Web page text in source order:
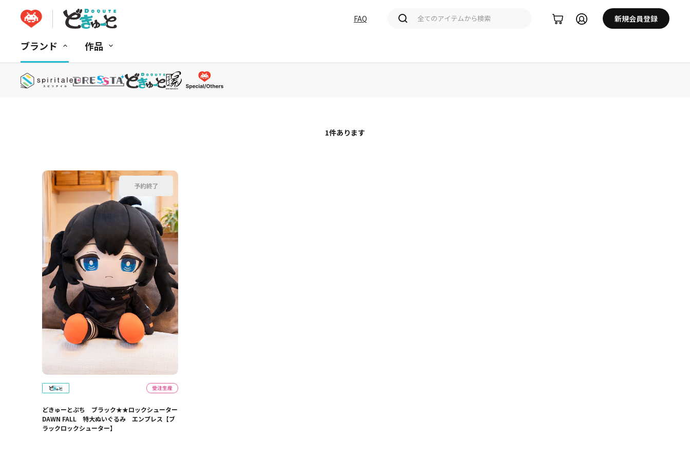
ブランド 作品
FAQ 新規会員登録
並べ替え： 商品コード 商品名 発売日 価格(安い順)
1件あります
どきゅーとぷち ブラック★★ロックシューター
DAWN FALL 特大ぬいぐるみ エンプレス【ブ
ラックロックシューター】